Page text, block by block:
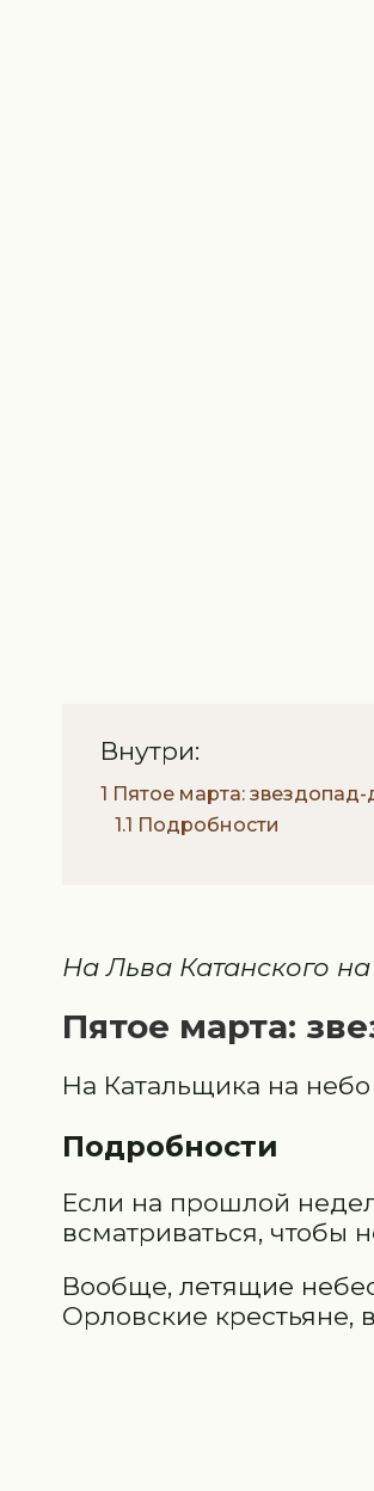
Внутри:
1 Пятое марта: звездопад-
1.1 Подробности
На Льва Катанского
Пятое марта:
На Катальщика на
Подробности
Если на прошлой
всматриваться, чтобы
Вообще, летящие
Орловские крестьяне,